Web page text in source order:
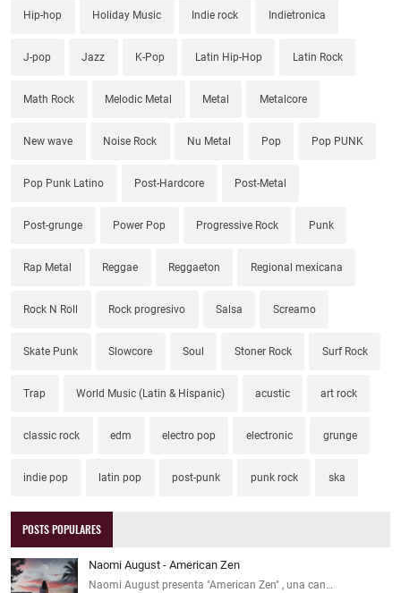
Hip-hop Holiday Music Indie rock Indietronica
J-pop Jazz K-Pop Latin Hip-Hop Latin Rock
Math Rock Melodic Metal Metal Metalcore
New wave Noise Rock Nu Metal Pop Pop PUNK
Pop Punk Latino Post-Hardcore Post-Metal
Post-grunge Power Pop Progressive Rock Punk
Rap Metal Reggae Reggaeton Regional mexicana
Rock N Roll Rock progresivo Salsa Screamo
Skate Punk Slowcore Soul Stoner Rock Surf Rock
Trap World Music (Latin & Hispanic) acustic art rock
classic rock edm electro pop electronic grunge
indie pop latin pop post-punk punk rock ska
POSTS POPULARES
Naomi August - American Zen
Naomi August presenta "American Zen" , una can…